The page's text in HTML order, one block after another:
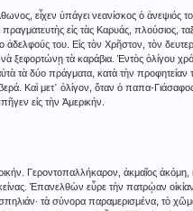
εἶχεν ὑπάγει νεανίσκος ὁ ἀνεψιός
εἰς τὰς Καρυάς, πλούσιος,
ἀδελφούς του. Εἰς τὸν Χρῆστον, τὸν
ξεφορτώνῃ τὰ καράβια. Ἐντὸς ὀλίγου
τὰ δύο πράγματα, κατὰ τὴν
Καὶ μετ᾿ ὀλίγον, ὅταν ὁ παπα-
εἰς τὴν Ἀμερικήν.
Γεροντοπαλλήκαρον, ἀκμαῖος ἀκόμη,
Ἐπανελθὼν εὗρε τὴν πατρῴαν
σπηλιάν· τὰ σύνορα παραμερισμένα, τὸ